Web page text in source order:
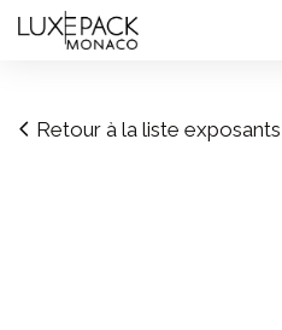
Consent choices
Retour à la liste exposants